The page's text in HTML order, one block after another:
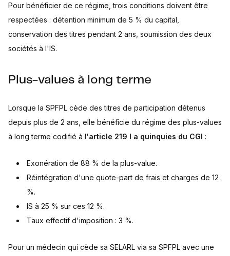
Pour bénéficier de ce régime, trois conditions doivent être
respectées : détention minimum de 5 % du capital,
conservation des titres pendant 2 ans, soumission des deux
sociétés à l'IS.
Plus-values à long terme
Lorsque la SPFPL cède des titres de participation détenus
depuis plus de 2 ans, elle bénéficie du régime des plus-values
à long terme codifié à l'article 219 I a quinquies du CGI :
Exonération de 88 % de la plus-value.
Réintégration d'une quote-part de frais et charges de 12
%.
IS à 25 % sur ces 12 %.
Taux effectif d'imposition : 3 %.
Pour un médecin qui cède sa SELARL via sa SPFPL avec une